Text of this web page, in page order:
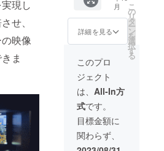
現し
せ、
映像
ま
リーニ
ングク
ロスx2
キャッ
対物レ
ンズ
キャッ
プ x4 ・
USB
ケーブ
ルx2 ・
日本語
（日本
国内限
定） ※
保証：
保証 ※3
セット
内容 ・
暗視ス
コープ
本体x3
・収納
ポーチ
x3 ・ス
トラッ
月
詳細を見る
こ
の
リ
タ
ー
ン
を
選
択
す
る
このプロ
ジェクト
は、 All-In方
式です。
目標金額に
関わらず、